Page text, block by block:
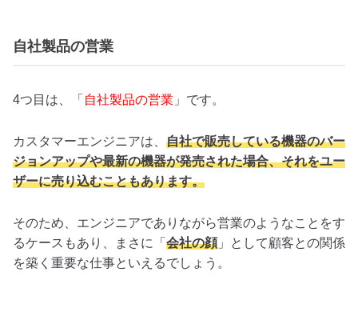
自社製品の営業
4つ目は、「 自社製品の営業 」です。
カスタマーエンジニアは、 自社で販売している機器のバー
ジョンアップや最新の機器が発売された場合、それをユー
ザーに売り込むこともあります。
そのため、エンジニアでありながら営業のようなことをす
るケースもあり、まさに「 会社の顔 」として顧客との関係
を築く重要な仕事といえるでしょう。